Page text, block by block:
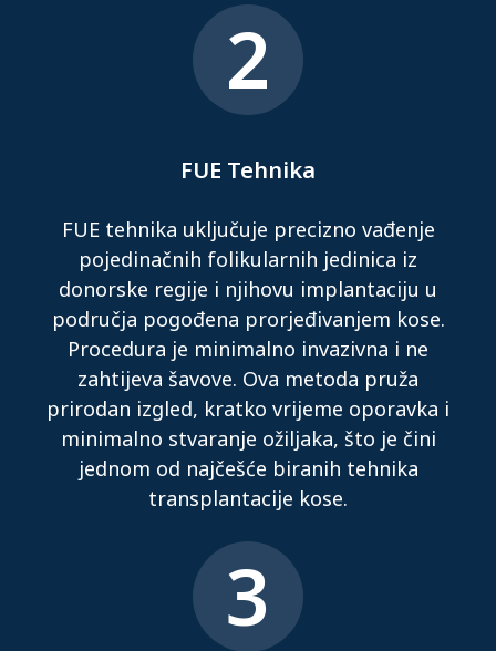
2
FUE Tehnika
FUE tehnika uključuje precizno vađenje
pojedinačnih folikularnih jedinica iz
donorske regije i njihovu implantaciju u
područja pogođena prorjeđivanjem kose.
Procedura je minimalno invazivna i ne
zahtijeva šavove. Ova metoda pruža
prirodan izgled, kratko vrijeme oporavka i
minimalno stvaranje ožiljaka, što je čini
jednom od najčešće biranih tehnika
transplantacije kose.
3